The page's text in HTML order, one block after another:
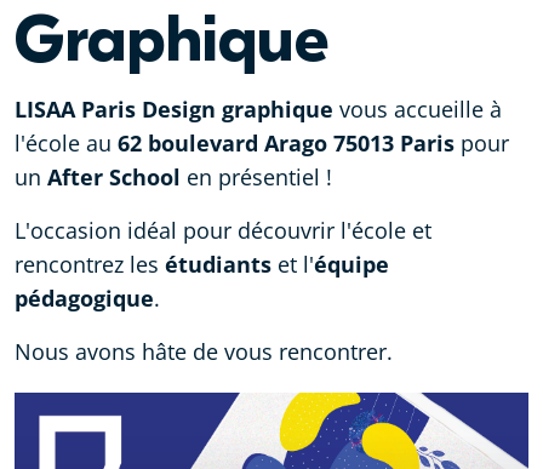
Graphique
LISAA Paris Design graphique vous accueille à
l'école au 62 boulevard Arago 75013 Paris pour
un After School en présentiel !
L'occasion idéal pour découvrir l'école et
rencontrez les étudiants et l'équipe
pédagogique.
Nous avons hâte de vous rencontrer.